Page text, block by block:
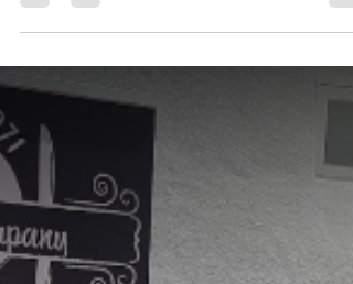
Paella Company
22 abr 2019
1 min de lectura
Alquiler de Villa Completa con
todos los servicios
A tan solo 6 kilómetros del Casco Histórico
de Toledo, enclavado en un territorio
sinuoso, repleto de vegetación, junto al
arroyo de San...